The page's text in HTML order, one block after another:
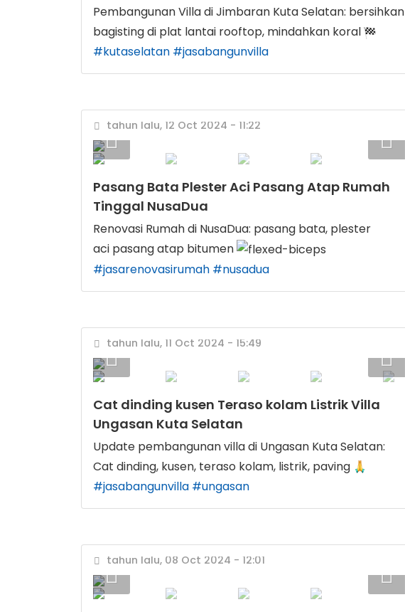
Pembangunan Villa di Jimbaran Kuta Selatan: bersihkan
bagisting di plat lantai rooftop, mindahkan koral
#kutaselatan #jasabangunvilla
tahun lalu, 12 Oct 2024 - 11:22
Pasang Bata Plester Aci Pasang Atap Rumah
Tinggal NusaDua
Renovasi Rumah di NusaDua: pasang bata, plester
aci pasang atap bitumen
#jasarenovasirumah #nusadua
tahun lalu, 11 Oct 2024 - 15:49
Cat dinding kusen Teraso kolam Listrik Villa
Ungasan Kuta Selatan
Update pembangunan villa di Ungasan Kuta Selatan:
Cat dinding, kusen, teraso kolam, listrik, paving
#jasabangunvilla #ungasan
tahun lalu, 08 Oct 2024 - 12:01